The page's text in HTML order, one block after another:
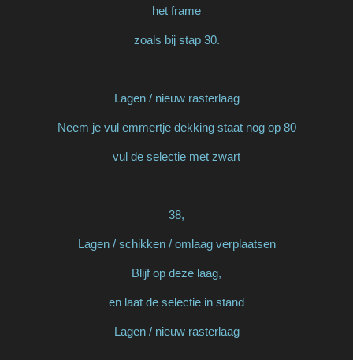
het frame
zoals bij stap 30.
Lagen / nieuw rasterlaag
Neem je vul emmertje dekking staat nog op 80
vul de selectie met zwart
38,
Lagen / schikken / omlaag verplaatsen
Blijf op deze laag,
en laat de selectie in stand
Lagen / nieuw rasterlaag